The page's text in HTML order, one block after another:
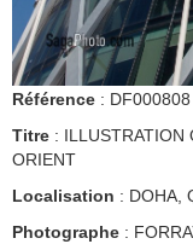
Référence : DF000808
Titre : ILLUSTRATION
ORIENT
Localisation : DOHA,
Photographe :